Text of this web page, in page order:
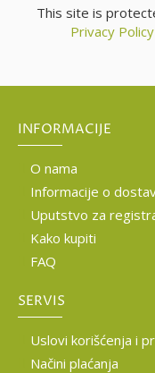
This site is
Privacy Policy
INFORMACIJE
O nama
Informacije o
Uputstvo za
Kako kupiti
FAQ
SERVIS
Uslovi korišćenja i
Načini plaćanja